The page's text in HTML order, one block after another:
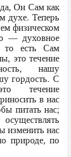
Он Сам как
духе. Теперь
физическом
— духовное
то есть Сам
это течение
нашу
гордость. С
течение
в нас
питать нас;
изменить нас
природе, по